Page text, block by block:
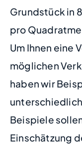
Grundstück in
pro
Um Ihnen eine
möglichen
haben wir
Beispiele
Einschätzung